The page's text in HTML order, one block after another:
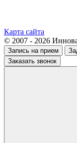
Карта сайта
© 2007 - 2026
Запись на прием
Заказать звонок